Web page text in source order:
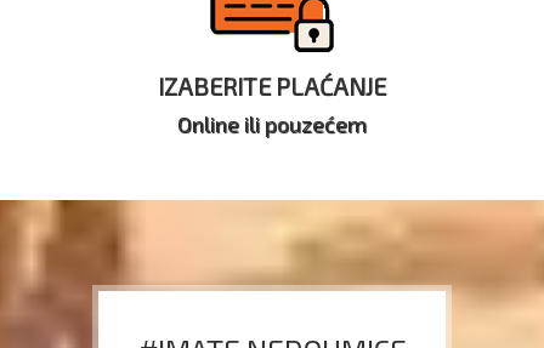
IZABERITE PLAĆANJE
Online ili pouzećem